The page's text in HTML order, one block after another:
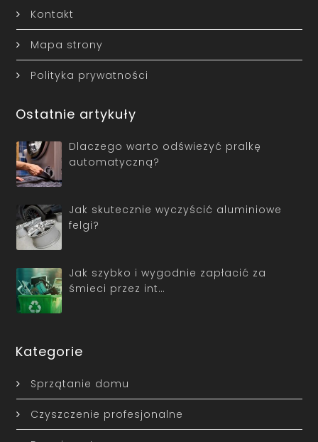
Kontakt
Mapa strony
Polityka prywatności
Ostatnie artykuły
Dlaczego warto odświeżyć pralkę
automatyczną?
Jak skutecznie wyczyścić aluminiowe
felgi?
Jak szybko i wygodnie zapłacić za
śmieci przez int…
Kategorie
Sprzątanie domu
Czyszczenie profesjonalne